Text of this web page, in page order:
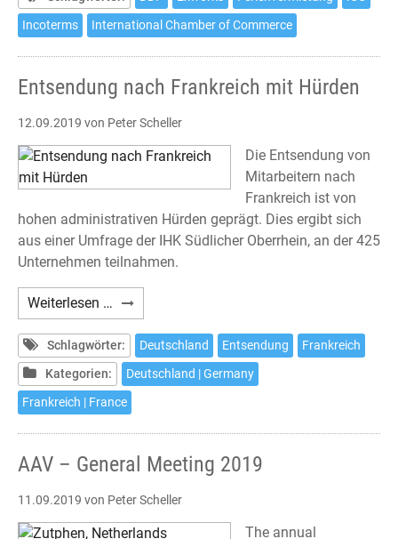
Incoterms
International Chamber of Commerce
Entsendung nach Frankreich mit Hürden
12.09.2019 von Peter Scheller
Die Entsendung von
Mitarbeitern nach
Frankreich ist von
hohen administrativen Hürden geprägt. Dies ergibt sich
aus einer Umfrage der IHK Südlicher Oberrhein, an der 425
Unternehmen teilnahmen.
Weiterlesen … Entsendung
nach
Frankreich
mit
Hürden
Schlagwörter: Deutschland Entsendung
Frankreich
Kategorien:
Deutschland | Germany
Frankreich | France
AAV – General Meeting 2019
11.09.2019 von Peter Scheller
The annual